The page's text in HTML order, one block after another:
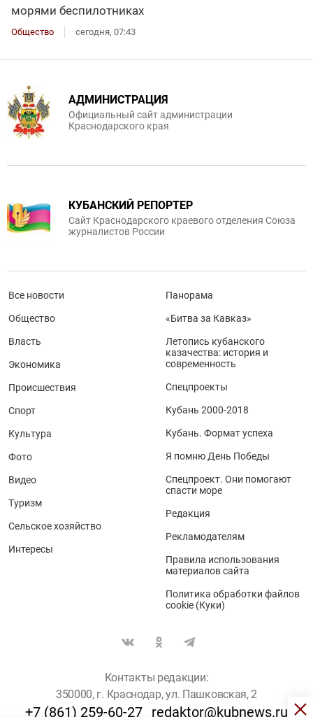
морями беспилотниках
Общество сегодня, 07:43
АДМИНИСТРАЦИЯ
Официальный сайт администрации
Краснодарского края
КУБАНСКИЙ РЕПОРТЕР
Сайт Краснодарского краевого отделения Союза
журналистов России
Все новости
Общество
Власть
Экономика
Происшествия
Спорт
Культура
Фото
Видео
Туризм
Сельское хозяйство
Интересы
Панорама
«Битва за Кавказ»
Летопись кубанского
казачества: история и
современность
Спецпроекты
Кубань 2000-2018
Кубань. Формат успеха
Я помню День Победы
Спецпроект. Они помогают
спасти море
Редакция
Рекламодателям
Правила использования
материалов сайта
Политика обработки файлов
cookie (Куки)
Контакты редакции:
350000, г. Краснодар, ул. Пашковская, 2
+7 (861) 259-60-27 redaktor@kubnews.ru